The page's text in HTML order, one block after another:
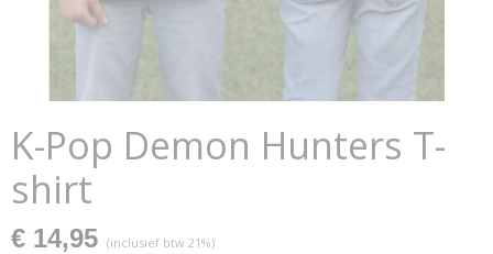
K-Pop Demon Hunters T-
shirt
€ 14,95 (inclusief btw 21%)